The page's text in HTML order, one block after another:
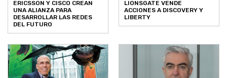
ERICSSON Y CISCO CREAN
UNA ALIANZA PARA
DESARROLLAR LAS REDES
DEL FUTURO
LIONSGATE VENDE
ACCIONES A DISCOVERY Y
LIBERTY